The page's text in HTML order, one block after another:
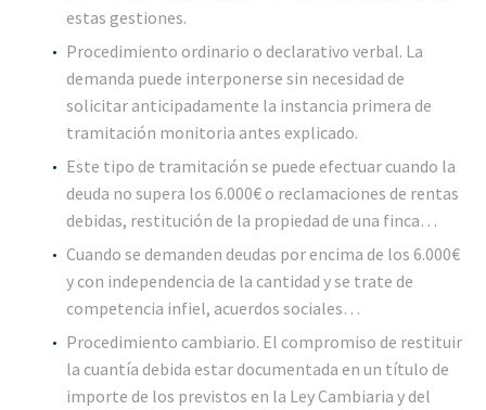
estas gestiones.
Procedimiento ordinario o declarativo verbal. La
demanda puede interponerse sin necesidad de
solicitar anticipadamente la instancia primera de
tramitación monitoria antes explicado.
Este tipo de tramitación se puede efectuar cuando la
deuda no supera los 6.000€ o reclamaciones de rentas
debidas, restitución de la propiedad de una finca…
Cuando se demanden deudas por encima de los 6.000€
y con independencia de la cantidad y se trate de
competencia infiel, acuerdos sociales…
Procedimiento cambiario. El compromiso de restituir
la cuantía debida estar documentada en un título de
importe de los previstos en la Ley Cambiaria y del